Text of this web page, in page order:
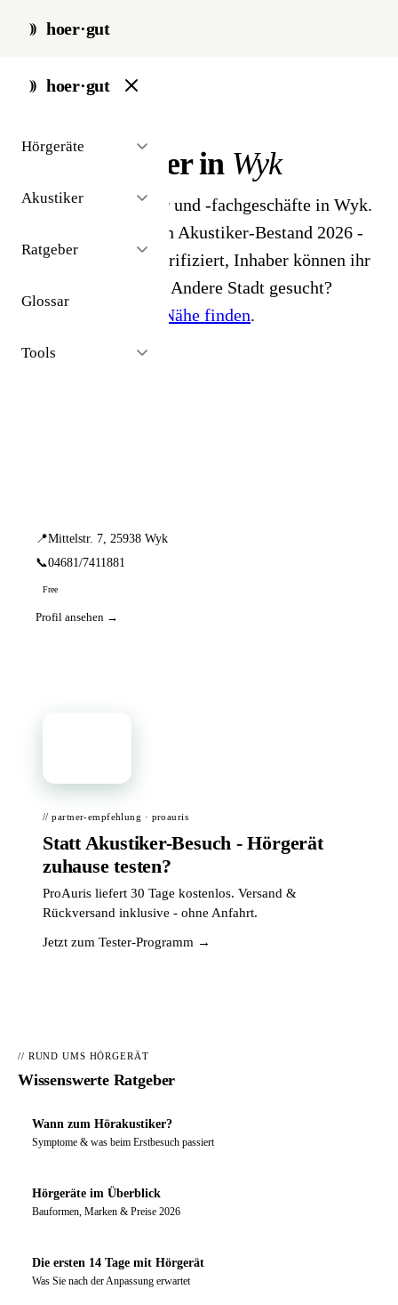
hoer·gut
hoer·gut
Hörgeräte
Akustiker
Ratgeber
Glossar
Tools
start / akustiker / wyk
Hörakustiker in Wyk
1 Hörgeräteakustiker und -fachgeschäfte in Wyk.
Aus dem öffentlichen Akustiker-Bestand 2026 -
Profile noch nicht verifiziert, Inhaber können ihr
Profil beanspruchen. Andere Stadt gesucht?
Hörakustiker in der Nähe finden.
📍Mittelstr. 7, 25938 Wyk
📞04681/7411881
Free
Profil ansehen →
// partner-empfehlung · proauris
Statt Akustiker-Besuch - Hörgerät
zuhause testen?
ProAuris liefert 30 Tage kostenlos. Versand &
Rückversand inklusive - ohne Anfahrt.
Jetzt zum Tester-Programm →
// RUND UMS HÖRGERÄT
Wissenswerte Ratgeber
Wann zum Hörakustiker?
Symptome & was beim Erstbesuch passiert
Hörgeräte im Überblick
Bauformen, Marken & Preise 2026
Die ersten 14 Tage mit Hörgerät
Was Sie nach der Anpassung erwartet